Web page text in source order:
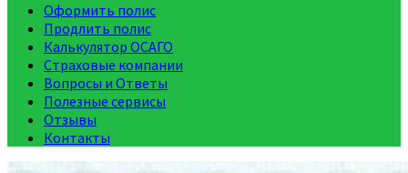
Оформить полис
Продлить полис
Калькулятор ОСАГО
Страховые компании
Вопросы и Ответы
Полезные сервисы
Отзывы
Контакты